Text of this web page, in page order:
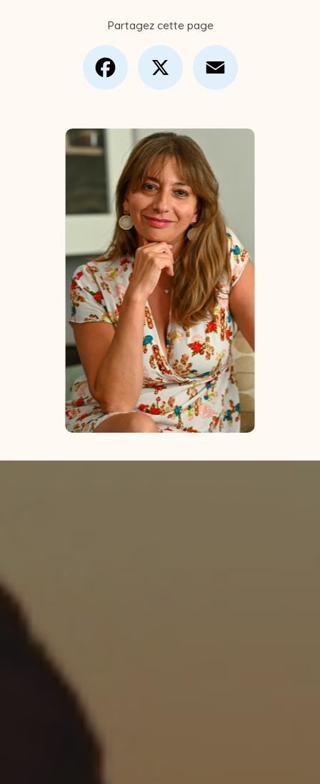
Partagez cette page
Facebook